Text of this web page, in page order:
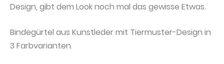
Design, gibt dem Look noch mal das gewisse Etwas.
Bindegürtel aus Kunstleder mit Tiermuster-Design in
3 Farbvarianten.